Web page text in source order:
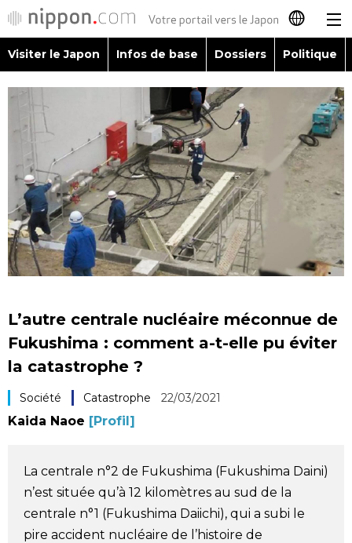
日本語
English
简体字
繁體字
Español
العربية
Visiter le Japon
Infos de base
Dossiers
Économie
Société
Culture
Gastronomie
Le japonais
Visiter le Japon Infos de base Dossiers Politique
L’autre centrale nucléaire méconnue de
Fukushima : comment a-t-elle pu éviter
la catastrophe ?
Société Catastrophe 22/03/2021
Kaida Naoe [Profil]
La centrale n°2 de Fukushima (Fukushima Daini)
n’est située qu’à 12 kilomètres au sud de la
centrale n°1 (Fukushima Daiichi), qui a subi le
pire accident nucléaire de l’histoire de